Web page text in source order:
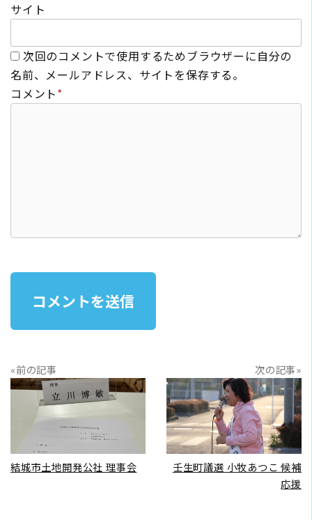
サイト
次回のコメントで使用するためブラウザーに自分の
名前、メールアドレス、サイトを保存する。
コメント*
«前の記事
READ MORE
結城市土地開発公社 理事会
次の記事»
READ MORE
壬生町議選 小牧あつこ 候補
応援